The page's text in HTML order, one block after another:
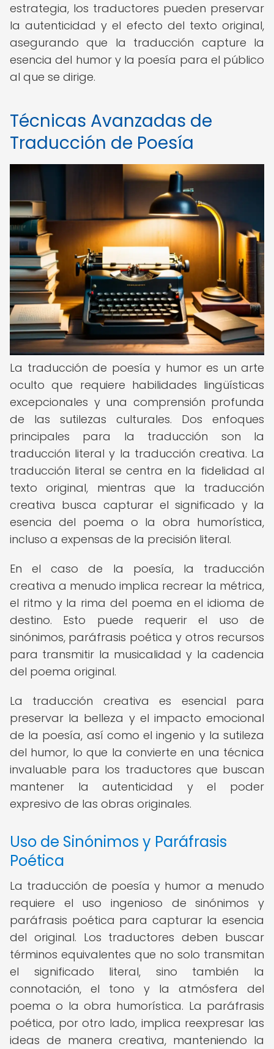
estrategia, los traductores pueden preservar
la autenticidad y el efecto del texto original,
asegurando que la traducción capture la
esencia del humor y la poesía para el público
al que se dirige.
Técnicas Avanzadas de
Traducción de Poesía
La traducción de poesía y humor es un arte
oculto que requiere habilidades lingüísticas
excepcionales y una comprensión profunda
de las sutilezas culturales. Dos enfoques
principales para la traducción son la
traducción literal y la traducción creativa. La
traducción literal se centra en la fidelidad al
texto original, mientras que la traducción
creativa busca capturar el significado y la
esencia del poema o la obra humorística,
incluso a expensas de la precisión literal.
En el caso de la poesía, la traducción
creativa a menudo implica recrear la métrica,
el ritmo y la rima del poema en el idioma de
destino. Esto puede requerir el uso de
sinónimos, paráfrasis poética y otros recursos
para transmitir la musicalidad y la cadencia
del poema original.
La traducción creativa es esencial para
preservar la belleza y el impacto emocional
de la poesía, así como el ingenio y la sutileza
del humor, lo que la convierte en una técnica
invaluable para los traductores que buscan
mantener la autenticidad y el poder
expresivo de las obras originales.
Uso de Sinónimos y Paráfrasis
Poética
La traducción de poesía y humor a menudo
requiere el uso ingenioso de sinónimos y
paráfrasis poética para capturar la esencia
del original. Los traductores deben buscar
términos equivalentes que no solo transmitan
el significado literal, sino también la
connotación, el tono y la atmósfera del
poema o la obra humorística. La paráfrasis
poética, por otro lado, implica reexpresar las
ideas de manera creativa, manteniendo la